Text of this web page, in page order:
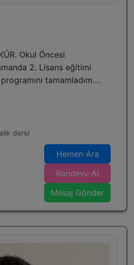
Okul Öncesi
2. Lisans eğitimi
tamamladım.
Bakanlığında Okul
bu sistemin bir
çok mutluyum. Bu
amacı ebeveynlerin
üretmek aziz
davranış
ederek geleceğe
destek olmak, ebeveyn
Kuantum Terapisi,
sizlerle
ders)
Hemen Ara
Randevu Al
Mesaj Gönder